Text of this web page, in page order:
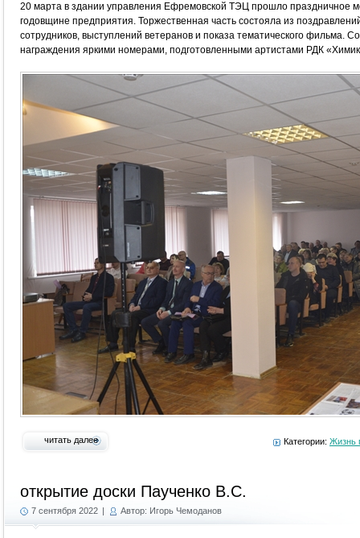
20 марта в здании управления Ефремовской ТЭЦ прошло праздничное
годовщине предприятия. Торжественная часть состояла из
сотрудников, выступлений ветеранов и показа тематического фильма.
награждения яркими номерами, подготовленными артистами РДК
читать далее Категории: Жизнь
открытие доски Паученко В.С.
7 сентября 2022 | Автор: Игорь Чемоданов